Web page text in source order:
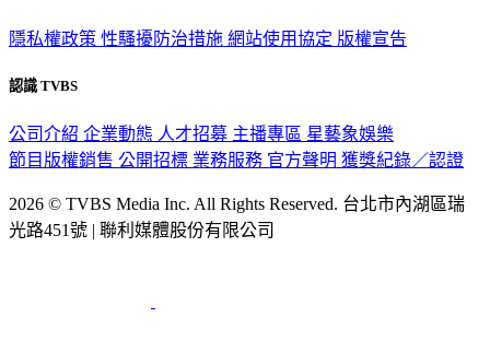
隱私權政策 性騷擾防治措施 網站使用協定 版權宣告
認識 TVBS
公司介紹 企業動態 人才招募 主播專區 星藝象娛樂
節目版權銷售 公開招標 業務服務 官方聲明 獲獎紀錄／認證
2026 © TVBS Media Inc. All Rights Reserved. 台北市內湖區瑞
光路451號 | 聯利媒體股份有限公司